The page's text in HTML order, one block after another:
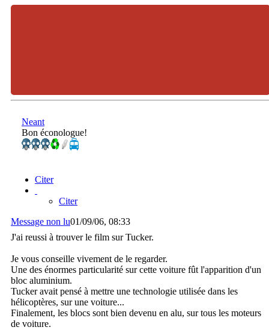
Neant
Bon éconologue!
Citer
Citer
Message non lu01/09/06, 08:33
J'ai reussi à trouver le film sur Tucker.
Je vous conseille vivement de le regarder.
Une des énormes particularité sur cette voiture fût l'apparition d'un
bloc aluminium.
Tucker avait pensé à mettre une technologie utilisée dans les
hélicoptères, sur une voiture...
Finalement, les blocs sont bien devenu en alu, sur tous les moteurs
de voiture.